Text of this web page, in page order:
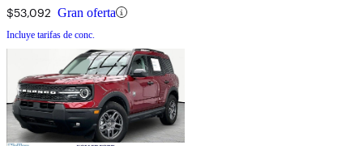
$53,092 Gran oferta
Incluye tarifas de conc.